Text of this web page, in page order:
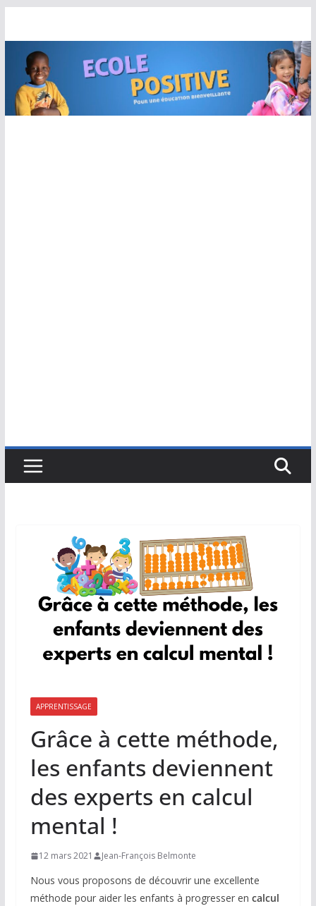
contenu
APPRENTISSAGE
Grâce à cette méthode,
les enfants deviennent
des experts en calcul
mental !
12 mars 2021 Jean-François Belmonte
Nous vous proposons de découvrir une excellente
méthode pour aider les enfants à progresser en calcul